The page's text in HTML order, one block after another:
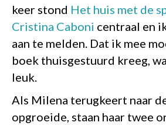
keer stond Het huis met de
Cristina Caboni centraal en
aan te melden. Dat ik mee
boek thuisgestuurd kreeg,
leuk.
Als Milena terugkeert naar
opgroeide, staan haar twee